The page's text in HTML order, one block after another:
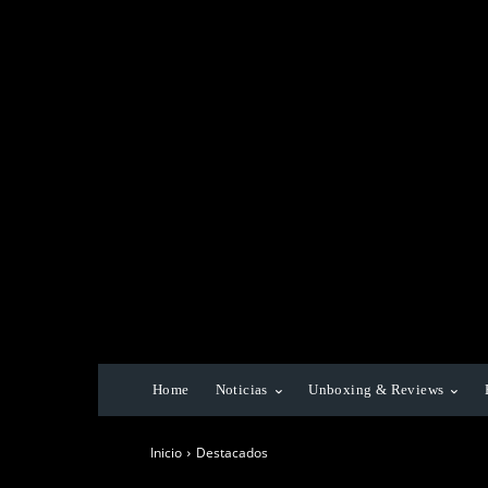
Home Noticias Unboxing & Reviews
Inicio Destacados